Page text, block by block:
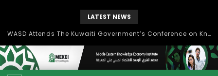
LATEST NEWS
Knowledge Management: concepts, process and technology